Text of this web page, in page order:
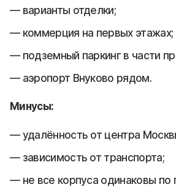
варианты отделки;
коммерция на первых этажах;
подземный паркинг в части
аэропорт Внуково рядом.
Минусы:
удалённость от центра
зависимость от транспорта;
не все корпуса одинаковы по